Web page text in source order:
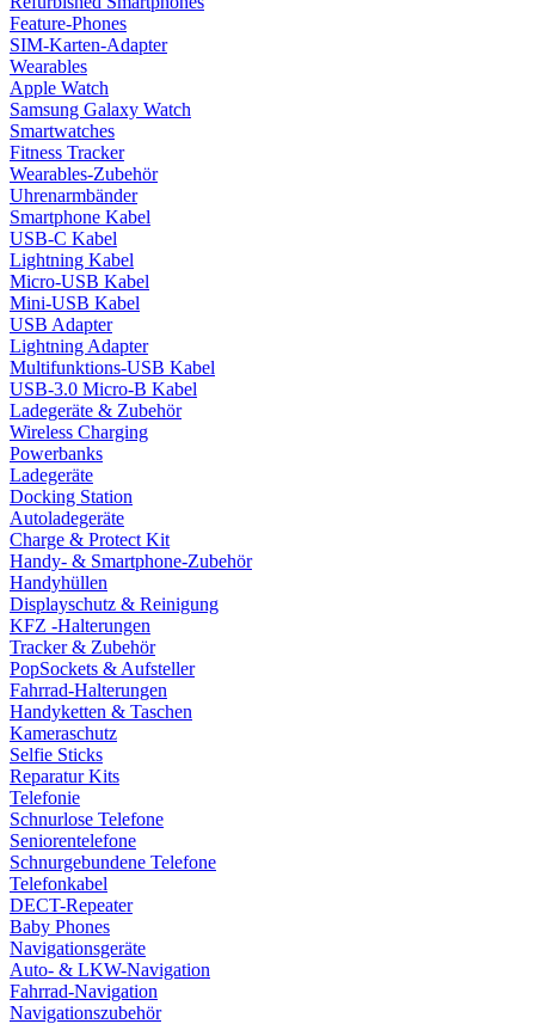
Feature-Phones
SIM-Karten-Adapter
Wearables
Apple Watch
Samsung Galaxy Watch
Smartwatches
Fitness Tracker
Wearables-Zubehör
Uhrenarmbänder
Smartphone Kabel
USB-C Kabel
Lightning Kabel
Micro-USB Kabel
Mini-USB Kabel
USB Adapter
Lightning Adapter
Multifunktions-USB Kabel
USB-3.0 Micro-B Kabel
Ladegeräte & Zubehör
Wireless Charging
Powerbanks
Ladegeräte
Docking Station
Autoladegeräte
Charge & Protect Kit
Handy- & Smartphone-Zubehör
Handyhüllen
Displayschutz & Reinigung
KFZ -Halterungen
Tracker & Zubehör
PopSockets & Aufsteller
Fahrrad-Halterungen
Handyketten & Taschen
Kameraschutz
Selfie Sticks
Reparatur Kits
Telefonie
Schnurlose Telefone
Seniorentelefone
Schnurgebundene Telefone
Telefonkabel
DECT-Repeater
Baby Phones
Navigationsgeräte
Auto- & LKW-Navigation
Fahrrad-Navigation
Navigationszubehör